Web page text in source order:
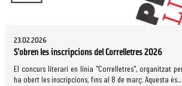
23.02.2026
S'obren les inscripcions del Correlletres 2026
El concurs literari en línia "Correlletres", organitzat
ha obert les inscripcions, fins al 8 de març. Aquesta és...